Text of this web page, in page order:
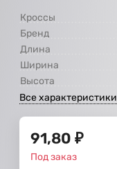
Кроссы
Бренд
Длина
Ширина
Высота
Все характеристики
91,80 ₽
Под заказ